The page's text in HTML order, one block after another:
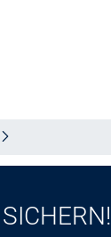
SICHERN!